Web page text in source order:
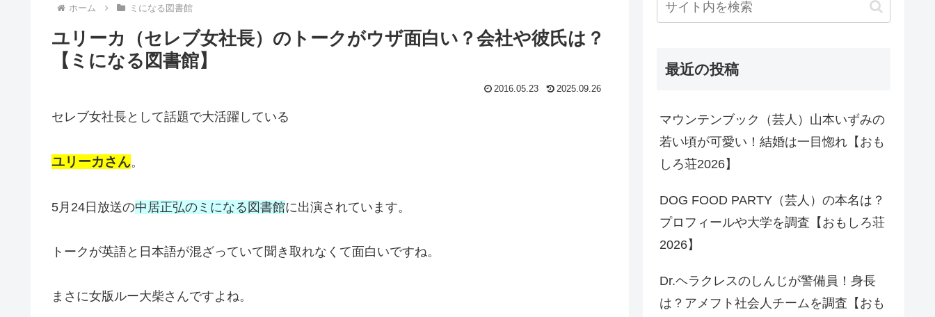
ホーム ミになる図書館
ユリーカ（セレブ女社長）のトークがウザ面白い？会社や彼氏は？
【ミになる図書館】
2016.05.23 2025.09.26
セレブ女社長として話題で大活躍している
ユリーカさん。
5月24日放送の中居正弘のミになる図書館に出演されています。
トークが英語と日本語が混ざっていて聞き取れなくて面白いですね。
まさに女版ルー大柴さんですよね。
最近の投稿
マウンテンブック（芸人）山本いずみの
若い頃が可愛い！結婚は一目惚れ【おも
しろ荘2026】
DOG FOOD PARTY（芸人）の本名は？
プロフィールや大学を調査【おもしろ荘
2026】
Dr.ヘラクレスのしんじが警備員！身長
は？アメフト社会人チームを調査【おも